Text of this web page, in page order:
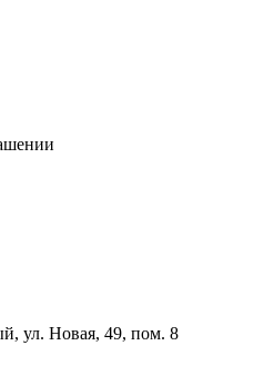
ул. Новая, 49, пом. 8